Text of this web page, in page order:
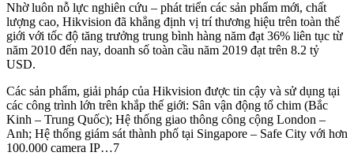
Nhờ luôn nỗ lực nghiên cứu – phát triển các sản phẩm mới, chất
lượng cao, Hikvision đã khẳng định vị trí thương hiệu trên toàn thế
giới với tốc độ tăng trưởng trung bình hàng năm đạt 36% liên tục từ
năm 2010 đến nay, doanh số toàn cầu năm 2019 đạt trên 8.2 tỷ
USD.
Các sản phẩm, giải pháp của Hikvision được tin cậy và sử dụng tại
các công trình lớn trên khắp thế giới: Sân vận động tổ chim (Bắc
Kinh – Trung Quốc); Hệ thống giao thông công cộng London –
Anh; Hệ thống giám sát thành phố tại Singapore – Safe City với hơn
100.000 camera IP…7